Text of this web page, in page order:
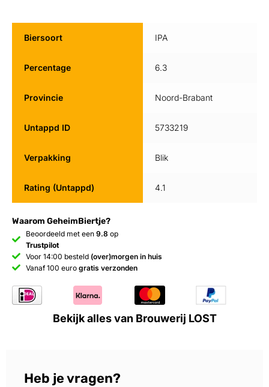
Waarom GeheimBiertje?
Beoordeeld met een 9.8 op
Trustpilot
Voor 14:00 besteld (over)morgen in huis
Vanaf 100 euro gratis verzonden
Biersoort IPA
Percentage 6.3
Provincie Noord-Brabant
Untappd ID 5733219
Verpakking Blik
Rating (Untappd) 4.1
Bekijk alles van Brouwerij LOST
Heb je vragen?